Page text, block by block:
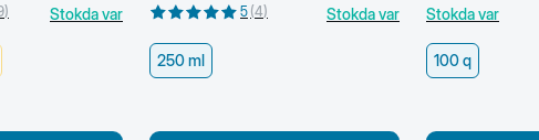
) Stokda var 5 (4) Stokda var
250 ml
Stokda var
100 q